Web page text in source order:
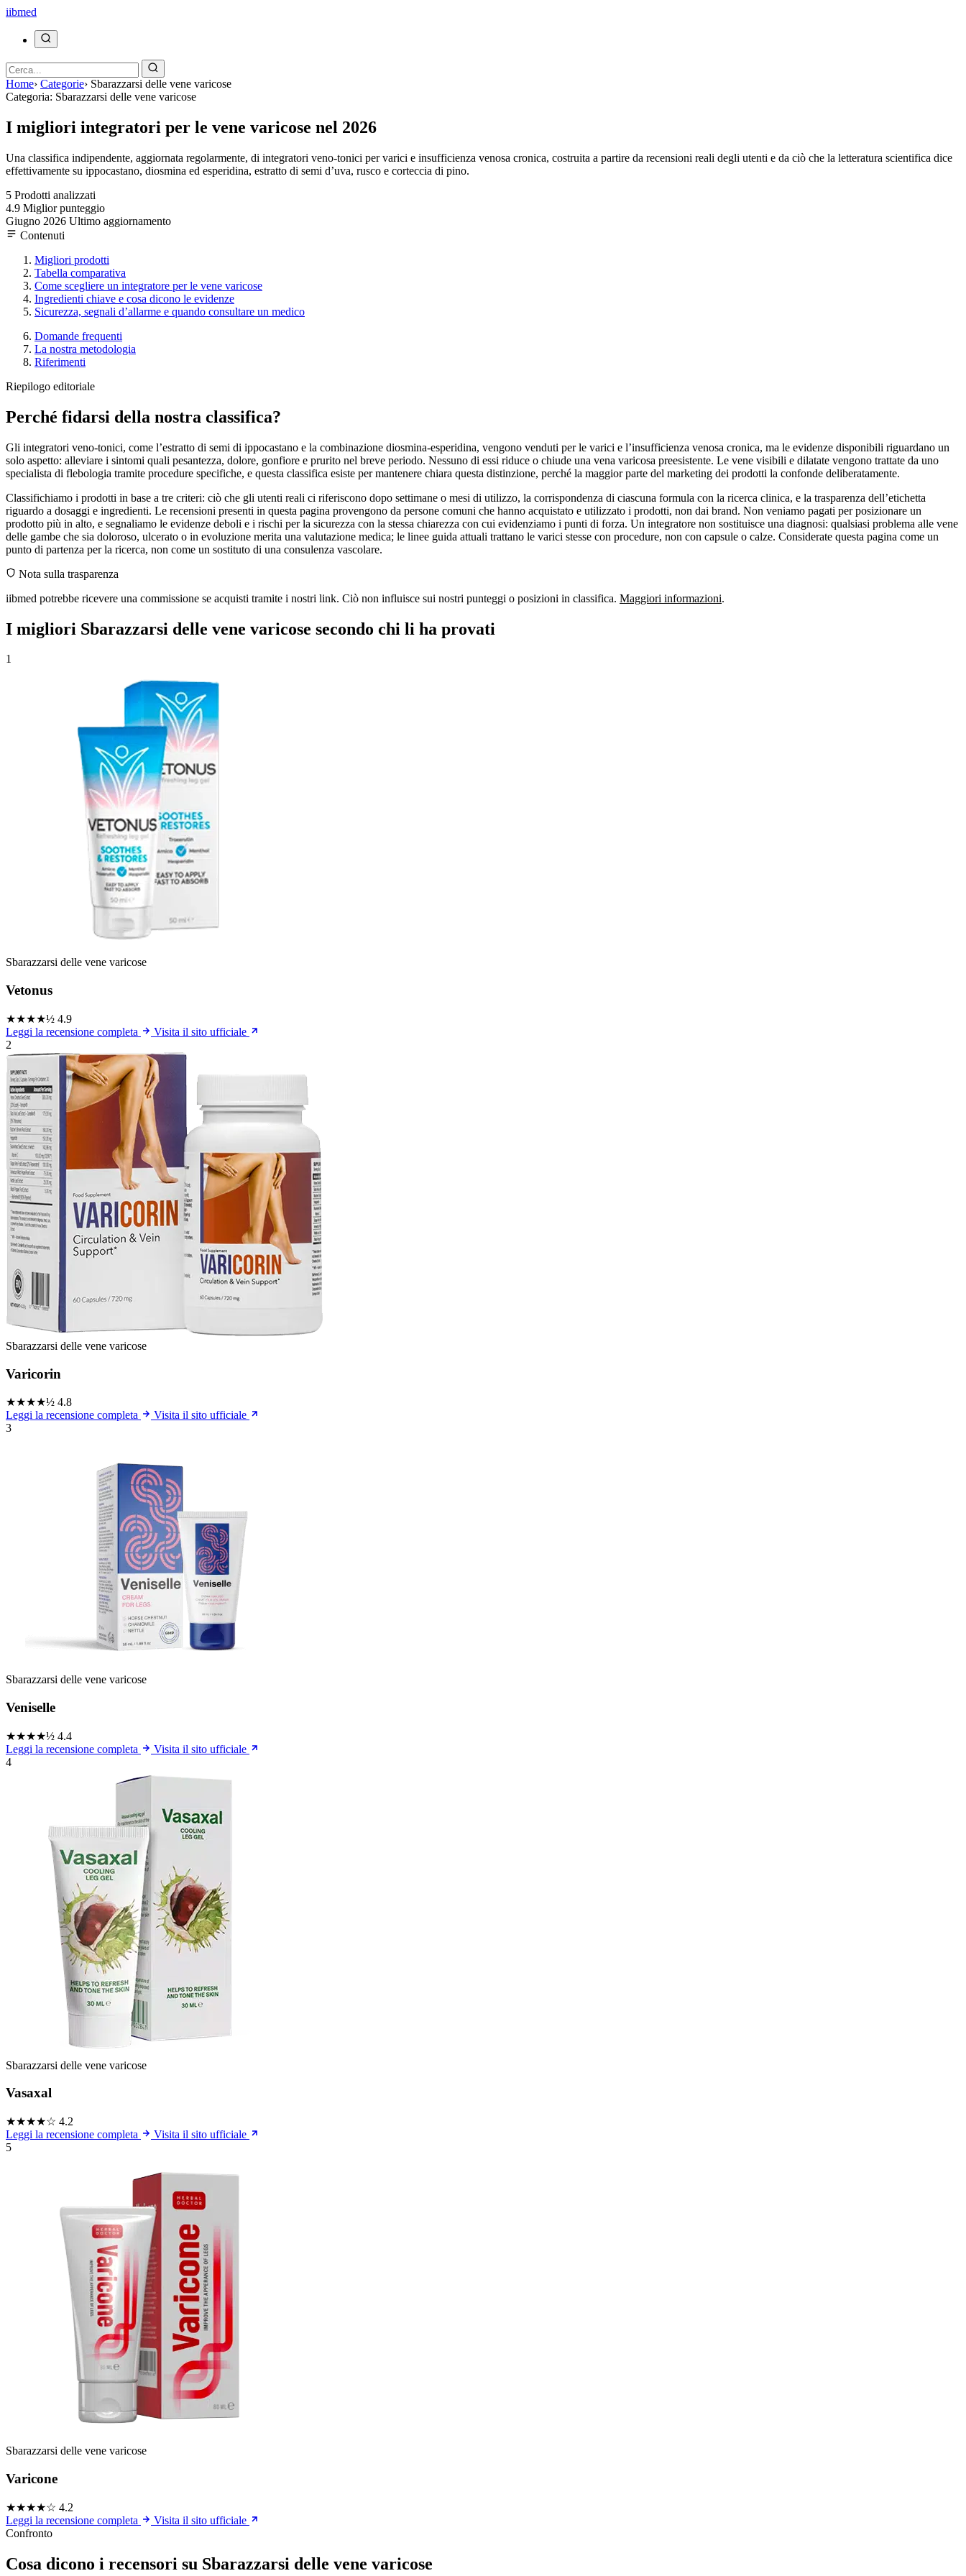
iibmed
Home› Categorie› Sbarazzarsi delle vene varicose
Categoria: Sbarazzarsi delle vene varicose
I migliori integratori per le vene varicose nel 2026
Una classifica indipendente, aggiornata regolarmente, di integratori veno-tonici per varici e insufficienza venosa cronica, costruita a partire da recensioni reali degli utenti e da ciò che la letteratura scientifica dice
effettivamente su ippocastano, diosmina ed esperidina, estratto di semi d’uva, rusco e corteccia di pino.
5 Prodotti analizzati
4.9 Miglior punteggio
Giugno 2026 Ultimo aggiornamento
Contenuti
Migliori prodotti
Tabella comparativa
Come scegliere un integratore per le vene varicose
Ingredienti chiave e cosa dicono le evidenze
Sicurezza, segnali d’allarme e quando consultare un medico
Domande frequenti
La nostra metodologia
Riferimenti
Riepilogo editoriale
Perché fidarsi della nostra classifica?
Gli integratori veno-tonici, come l’estratto di semi di ippocastano e la combinazione diosmina-esperidina, vengono venduti per le varici e l’insufficienza venosa cronica, ma le evidenze disponibili riguardano un
solo aspetto: alleviare i sintomi quali pesantezza, dolore, gonfiore e prurito nel breve periodo. Nessuno di essi riduce o chiude una vena varicosa preesistente. Le vene visibili e dilatate vengono trattate da uno
specialista di flebologia tramite procedure specifiche, e questa classifica esiste per mantenere chiara questa distinzione, perché la maggior parte del marketing dei prodotti la confonde deliberatamente.
Classifichiamo i prodotti in base a tre criteri: ciò che gli utenti reali ci riferiscono dopo settimane o mesi di utilizzo, la corrispondenza di ciascuna formula con la ricerca clinica, e la trasparenza dell’etichetta
riguardo a dosaggi e ingredienti. Le recensioni presenti in questa pagina provengono da persone comuni che hanno acquistato e utilizzato i prodotti, non dai brand. Non veniamo pagati per posizionare un
prodotto più in alto, e segnaliamo le evidenze deboli e i rischi per la sicurezza con la stessa chiarezza con cui evidenziamo i punti di forza. Un integratore non sostituisce una diagnosi: qualsiasi problema alle vene
delle gambe che sia doloroso, ulcerato o in evoluzione merita una valutazione medica; le linee guida attuali trattano le varici stesse con procedure, non con capsule o calze. Considerate questa pagina come un
punto di partenza per la ricerca, non come un sostituto di una consulenza vascolare.
Nota sulla trasparenza
iibmed potrebbe ricevere una commissione se acquisti tramite i nostri link. Ciò non influisce sui nostri punteggi o posizioni in classifica. Maggiori informazioni.
I migliori Sbarazzarsi delle vene varicose secondo chi li ha provati
1
Sbarazzarsi delle vene varicose
Vetonus
★★★★½ 4.9
Leggi la recensione completa
Visita il sito ufficiale
2
Sbarazzarsi delle vene varicose
Varicorin
★★★★½ 4.8
Leggi la recensione completa
Visita il sito ufficiale
3
Sbarazzarsi delle vene varicose
Veniselle
★★★★½ 4.4
Leggi la recensione completa
Visita il sito ufficiale
4
Sbarazzarsi delle vene varicose
Vasaxal
★★★★☆ 4.2
Leggi la recensione completa
Visita il sito ufficiale
5
Sbarazzarsi delle vene varicose
Varicone
★★★★☆ 4.2
Leggi la recensione completa
Visita il sito ufficiale
Confronto
Cosa dicono i recensori su Sbarazzarsi delle vene varicose